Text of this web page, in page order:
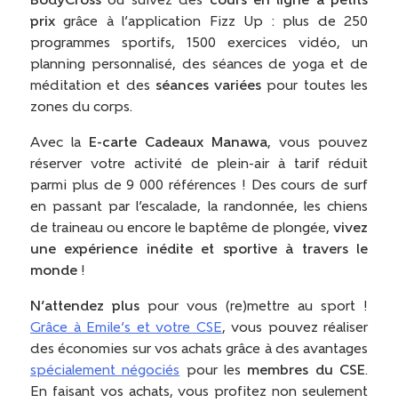
prixgrâce à l’application Fizz Up : plus de 250
programmes sportifs, 1500 exercices vidéo, un
planning personnalisé, des séances de yoga et de
méditation et des séances variées pour toutes les
zones du corps.
Avec la E-carte Cadeaux Manawa, vous pouvez
réserver votre activité de plein-air à tarif réduit
parmi plus de 9 000 références ! Des cours de surf
en passant par l’escalade, la randonnée, les chiens
de traineau ou encore le baptême de plongée, vivez
une expérience inédite et sportive à travers le
monde !
N’attendez plus pour vous (re)mettre au sport !
Grâce à Emile’s et votre CSE, vous pouvez réaliser
des économies sur vos achats grâce à des avantages
spécialement négociés pour les membres du CSE.
En faisant vos achats, vous profitez non seulement